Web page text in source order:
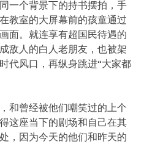
一个背景下的持书摆拍，手
教室的大屏幕前的孩童通过
面。就连享有超国民待遇的
敌人的白人老朋友，也被架
代风口，再纵身跳进“大家都
和曾经被他们嘲笑过的上个
这座当下的剧场和自己在其
，因为今天的他们和昨天的